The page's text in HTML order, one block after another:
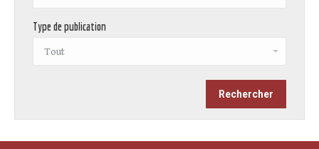
Type de publication